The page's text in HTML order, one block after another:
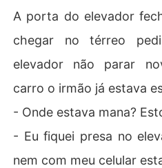
A porta do elevador
chegar no térreo
elevador não parar
carro o irmão já estava
- Onde estava mana?
- Eu fiquei presa no
nem com meu celular